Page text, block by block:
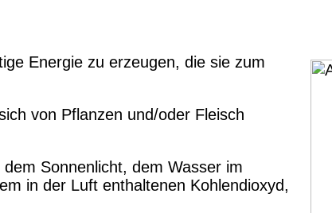
Energie zu erzeugen, die sie zum
von Pflanzen und/oder Fleisch
Sonnenlicht, dem Wasser im
in der Luft enthaltenen Kohlendioxyd,